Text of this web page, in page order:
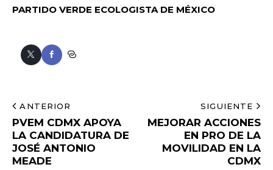
PARTIDO VERDE ECOLOGISTA DE MÉXICO
ANTERIOR
PVEM CDMX APOYA
LA CANDIDATURA DE
JOSÉ ANTONIO
MEADE
SIGUIENTE
MEJORAR ACCIONES
EN PRO DE LA
MOVILIDAD EN LA
CDMX